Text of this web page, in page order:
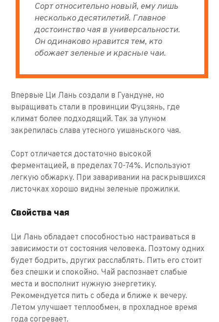
Сорт относительно новый, ему лишь
несколько десятилетий. Главное
достоинство чая в универсальности.
Он одинаково нравится тем, кто
обожает зеленые и красные чаи.
Впервые Ци Лань создали в Гуандуне, но
выращивать стали в провинции Фуцзянь, где
климат более подходящий. Так за улуном
закрепилась слава утесного уишаньского чая.
Сорт отличается достаточно высокой
ферментацией, в пределах 70-74%. Используют
легкую обжарку. При заваривании на раскрывшихся
листочках хорошо видны зеленые прожилки.
Свойства чая
Ци Лань обладает способностью настраиваться в
зависимости от состояния человека. Поэтому одних
будет бодрить, других расслаблять. Пить его стоит
без спешки и спокойно. Чай распознает слабые
места и восполнит нужную энергетику.
Рекомендуется пить с обеда и ближе к вечеру.
Летом улучшает теплообмен, в прохладное время
года согревает.